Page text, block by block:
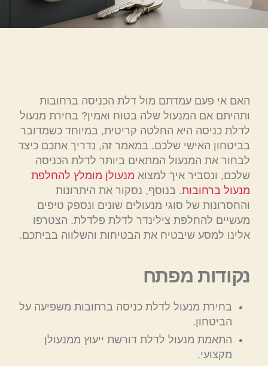
האם אי פעם עמדתם מול דלת הכניסה ברחובות
ותהיתם אם המנעול שלה בטוח ואמין? בחירת מנעול
לדלת כניסה היא החלטה קריטית, במיוחד כשמדובר
בביטחון האישי שלכם. במאמר זה, נדריך אתכם כיצד
לבחור את המנעול המתאים ביותר לדלת הכניסה
שלכם, ונסביר איך למצוא מנעולן מומלץ להחלפת
מנעול ברחובות. בנוסף, נסקור את היתרונות
והחסרונות של סוגי מנעולים שונים ונספק טיפים
מעשיים להחלפת צילינדר לדלת פלדלת. הצטרפו
אלינו למסע שיבטיח את הבטיחות והשלווה בביתכם.
נקודות מפתח
בחירת מנעול לדלת כניסה ברחובות משפיעה על
הביטחון.
התאמת מנעול לדלת דורשת ייעוץ ממנעולן
מקצועי.